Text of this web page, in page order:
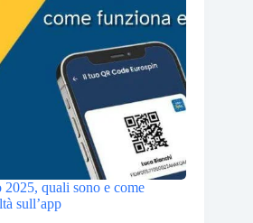
quali sono e come
sull’app